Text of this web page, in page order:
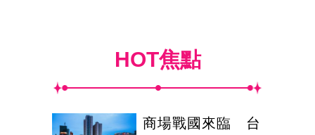
HOT焦點
商場戰國來臨 台